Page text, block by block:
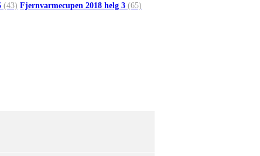
(43) Fjernvarmecupen 2018 helg 3 (65)